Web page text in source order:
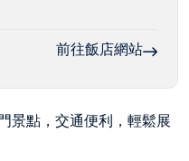
前往飯店網站